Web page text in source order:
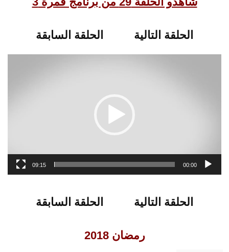
الحلقة التالية الحلقة السابقة
00:00
09:15
الحلقة التالية الحلقة السابقة
رمضان 2018